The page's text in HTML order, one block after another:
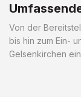
Von der
bis hin zum Ein-
Gelsenkirchen